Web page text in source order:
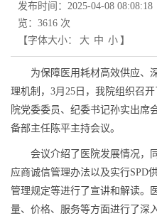
发布时间：2025-04-08 08:08:18
览：3616 次
【字体大小：
大 中 小 】
为保障医用耗材高效供应、
理机制，3月25日，我院组织召
院党委委员、纪委书记孙实出席
备部主任陈平主持会议。
会议介绍了医院发展情况，
应商诚信管理办法以及实行SPD
管理规定等进行了宣讲和解读。
量、价格、服务等方面进行了深